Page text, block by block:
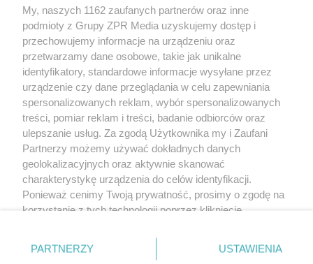
Żaden utwór zamieszczony w serwisie nie może być powielany i
rozpowszechniany lub dalej rozpowszechniany w jakikolwiek sposób (w
tym także elektroniczny lub mechaniczny) na jakimkolwiek polu
eksploatacji w jakiejkolwiek formie, włącznie z umieszczaniem w Internecie
bez pisemnej zgody właściciela praw. Jakiekolwiek użycie lub
wykorzystanie utworów w całości lub w części z naruszeniem prawa, tzn.
bez właściwej zgody, jest zabronione pod groźbą kary i może być ścigane
prawnie.
O nas
My, naszych 1162 zaufanych partnerów oraz inne
podmioty z Grupy ZPR Media uzyskujemy dostęp i
przechowujemy informacje na urządzeniu oraz
przetwarzamy dane osobowe, takie jak unikalne
identyfikatory, standardowe informacje wysyłane przez
urządzenie czy dane przeglądania w celu zapewniania
spersonalizowanych reklam, wybór spersonalizowanych
treści, pomiar reklam i treści, badanie odbiorców oraz
ulepszanie usług. Za zgodą Użytkownika my i Zaufani
Partnerzy możemy używać dokładnych danych
geolokalizacyjnych oraz aktywnie skanować
charakterystykę urządzenia do celów identyfikacji.
Ponieważ cenimy Twoją prywatność, prosimy o zgodę na
korzystanie z tych technologii poprzez kliknięcie
zmienić/wycofać klikając przycisk ustawień prywatności
znajdujący się w lewym dolnym rogu strony
PARTNERZY USTAWIENIA